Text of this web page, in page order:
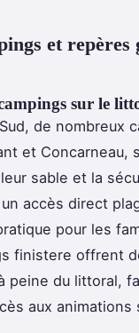
et
sur le
de nombreux
et Concarneau,
sable et la
accès direct
pour les
finistere offrent
peine du littoral,
aux animations